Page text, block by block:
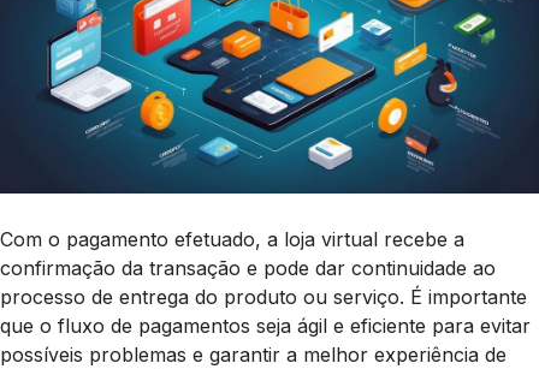
Com o pagamento efetuado, a loja virtual recebe a
confirmação da transação e pode dar continuidade ao
processo de entrega do produto ou serviço. É importante
que o fluxo de pagamentos seja ágil e eficiente para evitar
possíveis problemas e garantir a melhor experiência de